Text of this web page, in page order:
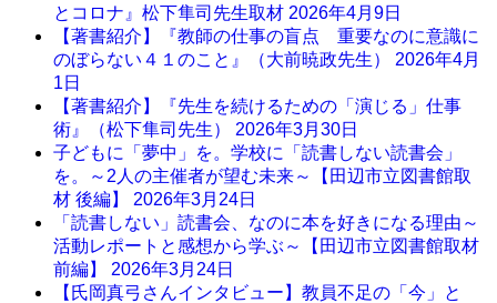
とコロナ』松下隼司先生取材 2026年4月9日
【著書紹介】『教師の仕事の盲点 重要なのに意識に
のぼらない４１のこと』（大前暁政先生） 2026年4月
1日
【著書紹介】『先生を続けるための「演じる」仕事
術』（松下隼司先生） 2026年3月30日
子どもに「夢中」を。学校に「読書しない読書会」
を。～2人の主催者が望む未来～【田辺市立図書館取
材 後編】 2026年3月24日
「読書しない」読書会、なのに本を好きになる理由～
活動レポートと感想から学ぶ～【田辺市立図書館取材
前編】 2026年3月24日
【氏岡真弓さんインタビュー】教員不足の「今」と